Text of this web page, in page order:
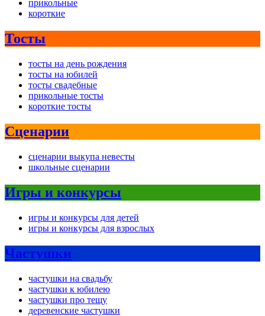
прикольные
короткие
Тосты
тосты на день рождения
тосты на юбилей
тосты свадебные
прикольные тосты
короткие тосты
Сценарии
сценарии выкупа невесты
школьные сценарии
Игры и конкурсы
игры и конкурсы для детей
игры и конкурсы для взрослых
Частушки
частушки на свадьбу
частушки к юбилею
частушки про тещу
деревенские частушки